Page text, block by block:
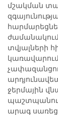
մշակման
տվյալների
ջերմային
արագ